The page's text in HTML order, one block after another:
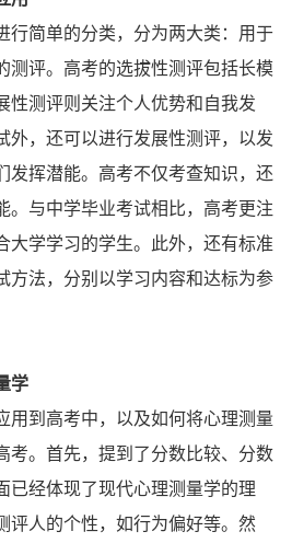
行简单的分类，分为两大类：用于
测评。高考的选拔性测评包括长模
性测评则关注个人优势和自我发
外，还可以进行发展性测评，以发
发挥潜能。高考不仅考查知识，还
。与中学毕业考试相比，高考更注
大学学习的学生。此外，还有标准
方法，分别以学习内容和达标为参
学
用到高考中，以及如何将心理测量
考。首先，提到了分数比较、分数
已经体现了现代心理测量学的理
评人的个性，如行为偏好等。然